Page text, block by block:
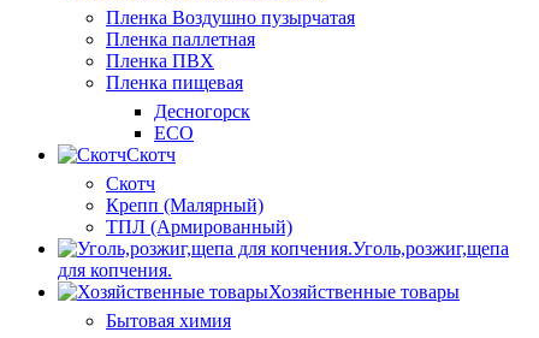
Пленка Воздушно пузырчатая
Пленка паллетная
Пленка ПВХ
Пленка пищевая
Десногорск
ECO
Скотч
Скотч
Крепп (Малярный)
ТПЛ (Армированный)
Уголь,розжиг,щепа
для копчения.
Хозяйственные товары
Бытовая химия